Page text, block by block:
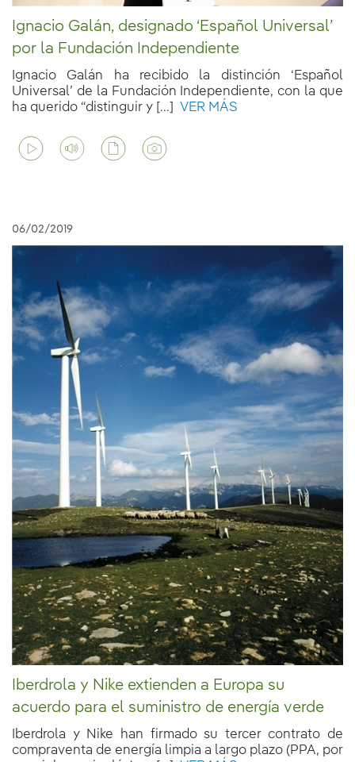
Ignacio Galán, designado ‘Español Universal’
por la Fundación Independiente
Ignacio Galán ha recibido la distinción ‘Español
Universal’ de la Fundación Independiente, con la que
ha querido “distinguir y [...]
VER MÁS
06/02/2019
Iberdrola y Nike extienden a Europa su
acuerdo para el suministro de energía verde
Iberdrola y Nike han firmado su tercer contrato de
compraventa de energía limpia a largo plazo (PPA, por